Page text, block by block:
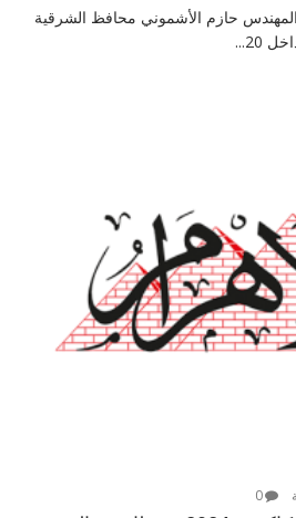
حازم الأشموني محافظ الشرقية
0